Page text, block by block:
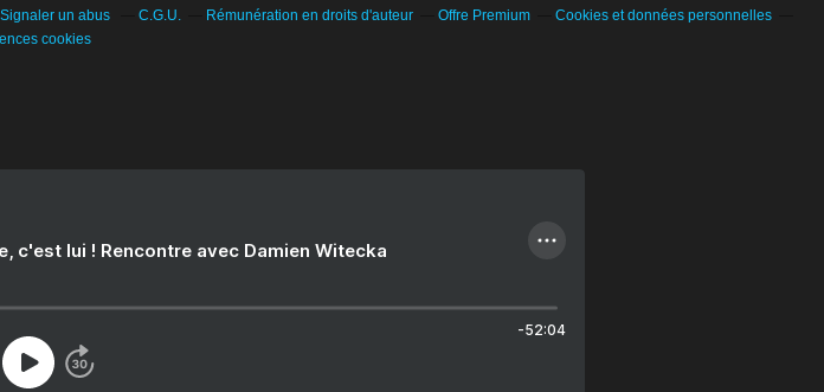
Signaler un abus C.G.U. Rémunération en droits d'auteur Offre Premium
Cookies et données personnelles
cookies
c'est lui ! Rencontre avec Damien Witecka
-52:04